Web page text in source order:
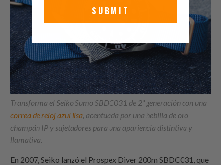
Transforma el Seiko Sumo SBDC031 de 2ª generación con una
correa de reloj azul lisa, acentuada por una hebilla de oro
champán IP y sujetadores para una apariencia distintiva y
llamativa.
En 2007, Seiko lanzó el Prospex Diver 200m SBDC031, que
SUBMIT